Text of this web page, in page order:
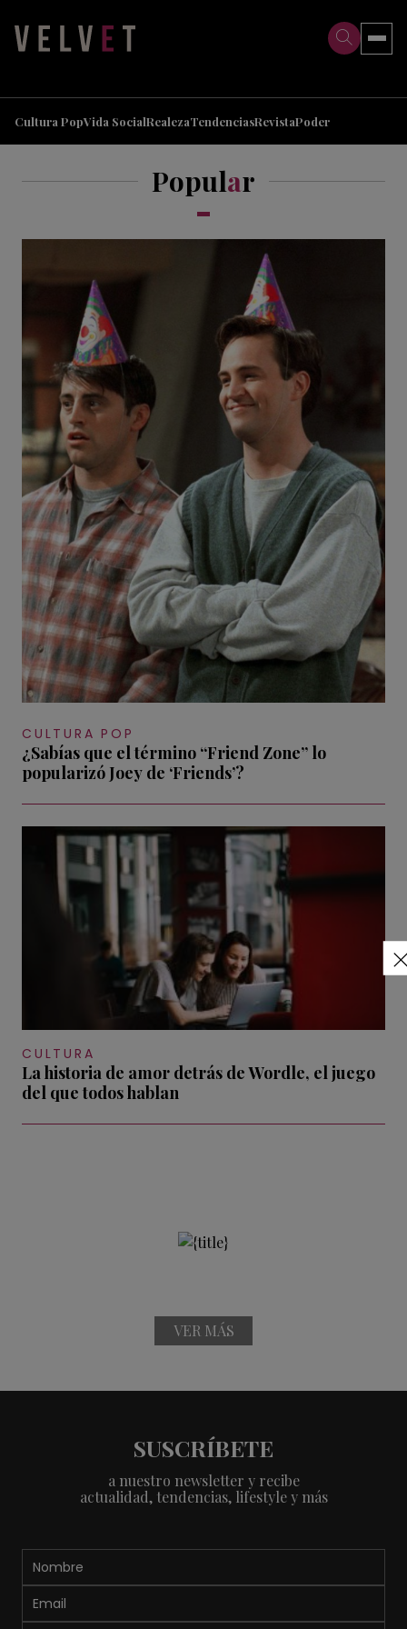
Cultura PopVida SocialRealezaTendenciasRevistaPoder
Popular
CULTURA POP
¿Sabías que el término “Friend Zone” lo
popularizó Joey de ‘Friends’?
CULTURA
La historia de amor detrás de Wordle, el juego
del que todos hablan
VER MÁS
SUSCRÍBETE
a nuestro newsletter y recibe
actualidad, tendencias, lifestyle y más